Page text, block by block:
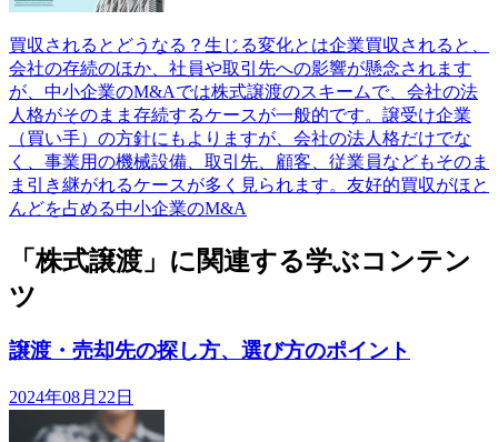
買収されるとどうなる？生じる変化とは企業買収されると、
会社の存続のほか、社員や取引先への影響が懸念されます
が、中小企業のM&Aでは株式譲渡のスキームで、会社の法
人格がそのまま存続するケースが一般的です。譲受け企業
（買い手）の方針にもよりますが、会社の法人格だけでな
く、事業用の機械設備、取引先、顧客、従業員などもそのま
ま引き継がれるケースが多く見られます。友好的買収がほと
んどを占める中小企業のM&A
「株式譲渡」に関連する学ぶコンテン
ツ
譲渡・売却先の探し方、選び方のポイント
2024年08月22日